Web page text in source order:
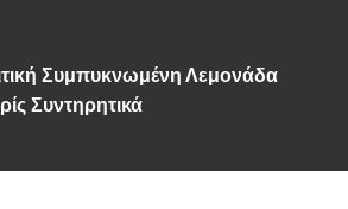
Συμπυκνωμένη Λεμονάδα
Συντηρητικά